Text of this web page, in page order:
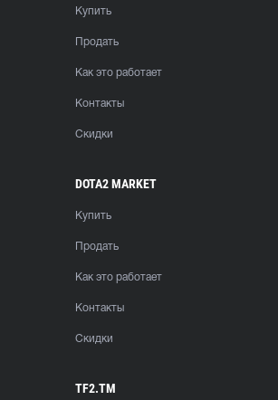
Купить
Продать
Как это работает
Контакты
Скидки
DOTA2 MARKET
Купить
Продать
Как это работает
Контакты
Скидки
TF2.TM